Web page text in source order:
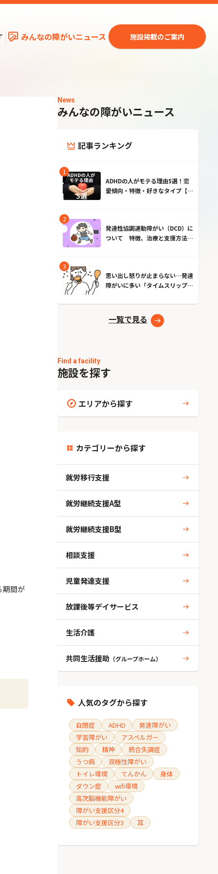
みんなの障がいニュース 施設掲載のご案内
期間が
News
みんなの障がいニュース
記事ランキング
ADHDの人がモテる理由5選！恋
愛傾向・特徴・好きなタイプ【男
発達性協調運動障がい（DCD）に
ついて 特徴、治療と支援方法と
思い出し怒りが止まらない…発達
障がいに多い「タイムスリップ現
一覧で見る
Find a facility
施設を探す
エリアから探す
カテゴリーから探す
就労移行支援
就労継続支援A型
就労継続支援B型
相談支援
児童発達支援
放課後等デイサービス
生活介護
共同生活援助 （グループホーム）
人気のタグから探す
自閉症 ADHD
発達障がい
学習障がい
アスペルガー
知的
精神
統合失調症
うつ病
双極性障がい
トイレ環境
てんかん
身体
ダウン症
wifi環境
高次脳機能障がい
障がい支援区分4
障がい支援区分3
耳